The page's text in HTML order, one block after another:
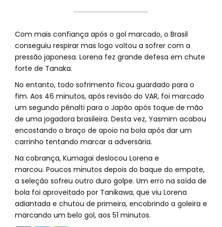
Com mais confiança após o gol marcado, o Brasil
conseguiu respirar mas logo voltou a sofrer com a
pressão japonesa. Lorena fez grande defesa em chute
forte de Tanaka.
No entanto, todo sofrimento ficou guardado para o
fim. Aos 46 minutos, após revisão do VAR, foi marcado
um segundo pênalti para o Japão após toque de mão
de uma jogadora brasileira. Desta vez, Yasmim acabou
encostando o braço de apoio na bola após dar um
carrinho tentando marcar a adversária.
Na cobrança, Kumagai deslocou Lorena e
marcou. Poucos minutos depois do baque do empate,
a seleção sofreu outro duro golpe. Um erro na saída de
bola foi aproveitado por Tanikawa, que viu Lorena
adiantada e chutou de primeira, encobrindo a goleira e
marcando um belo gol, aos 51 minutos.